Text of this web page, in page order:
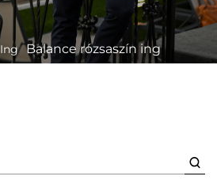
Ing Balance rózsaszín ing